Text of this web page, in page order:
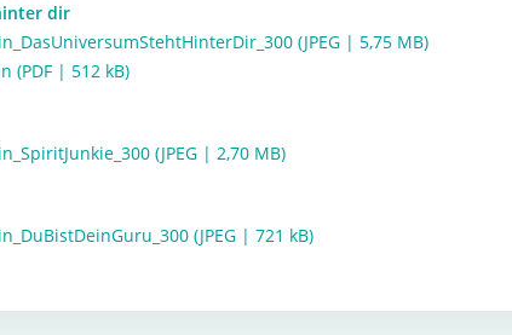
dir
(JPEG | 5,75 MB)
(PDF | 512 kB)
(JPEG | 2,70 MB)
(JPEG | 721 kB)